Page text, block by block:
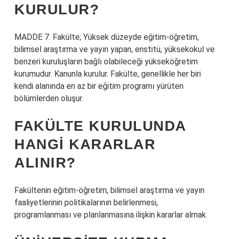
KURULUR?
MADDE 7. Fakülte; Yüksek düzeyde eğitim-öğretim,
bilimsel araştırma ve yayın yapan, enstitü, yüksekokul ve
benzeri kuruluşların bağlı olabileceği yükseköğretim
kurumudur. Kanunla kurulur. Fakülte, genellikle her biri
kendi alanında en az bir eğitim programı yürüten
bölümlerden oluşur.
FAKÜLTE KURULUNDA
HANGI KARARLAR
ALINIR?
Fakültenin eğitim-öğretim, bilimsel araştırma ve yayın
faaliyetlerinin politikalarının belirlenmesi,
programlanması ve planlanmasına ilişkin kararlar almak.